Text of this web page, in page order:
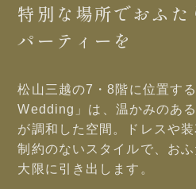
特別な場所でおふた
パーティーを
松山三越の7・8階に位置す
Wedding」は、温かみのあ
が調和した空間。ドレスや
制約のないスタイルで、お
大限に引き出します。